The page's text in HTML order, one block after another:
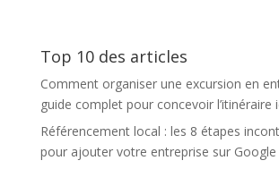
France ?
Top 10 des articles
Comment organiser une excursion en
guide complet pour concevoir l’itinéraire
Référencement local : les 8 étapes
pour ajouter votre entreprise sur Google